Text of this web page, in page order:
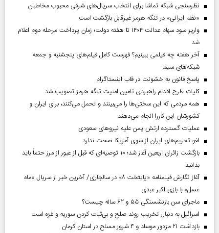
نظرسنجی شبکه تماشا برای انتخاب سریال‌های شرقی محبوب مخاطبان
«نظم ایرانی» در تنگه هرمز غیرقابل بازگشت است
واریز سود سهام عدالت ۱۴۰۴ تا هفته دولت؛ زمان پرداخت مرحله دوم اعلام
شد
آخر هفته چه فیلمی ببینیم؟ فهرست کامل فیلم‌های پنجشنبه و جمعه
شبکه‌های سیما
پاسخ قانون به خشونت در قاب اینستاگرام
کلیات طرح اقدام راهبردی تامین امنیت تنگه هرمز تصویب شد
همه مردمی که این سختی‌ها را می‌بینند و تحمل می‌کنند، برای ایران و
کشورشان این کاررا انجام می‌دهند
عملیات گسترده ارتش یمن علیه نیروهای سعودی
لغو تحریم‌های ایران از سوی آمریکا صحت ندارد
بازگشت زائران اربعین آغاز شد؛ ۱۰ توصیه‌ای که قبل از عبور از مرز حتماً باید
بدانید
آغاز نگارش فیلمنامه «پایتخت ۸» در سالجاری/ آخرین خبر از سریال «ماه
عسل» با بازی اکبر عبدی
ماجرای سن بازنشستگی ۵۵ و ۶۲ ساله چیست؟
اسرائیل به دنبال تخریب روند صلح و بی‌ثبات کردن سوریه و غزه است
بازداشت ۲۱ مزدور موساد و ۴ شرور مسلح در استان کرمان